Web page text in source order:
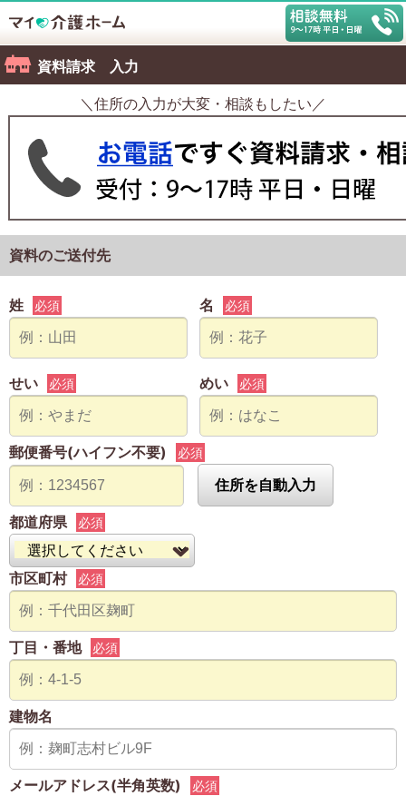
資料請求 入力
＼住所の入力が大変・相談もしたい／
資料のご送付先
姓 必須 名 必須
せい 必須 めい 必須
郵便番号(ハイフン不要) 必須
住所を自動入力
都道府県 必須
市区町村 必須
丁目・番地 必須
建物名
メールアドレス(半角英数) 必須